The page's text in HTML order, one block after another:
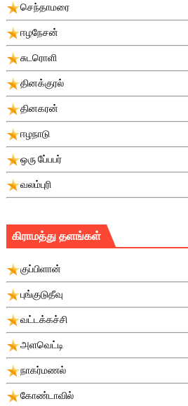
செந்தாமரை
ஈழநேசன்
சுடரொளி
தினக்குரல்
தினகரன்
ஈழநாடு
ஒரு பே்பபர்
வலம்புரி
கிராமத்து தளங்கள்
குப்பிளான்
புங்குடுதீவு
வட்டக்கச்சி
அளவெட்டி
நாகர்மணல்
கோண்டாவில்